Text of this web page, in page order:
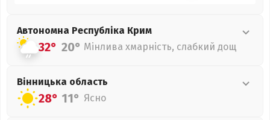
Автономна Республіка Крим
32° 20° Мінлива хмарність, слабкий дощ
Вінницька область
28° 11° Ясно